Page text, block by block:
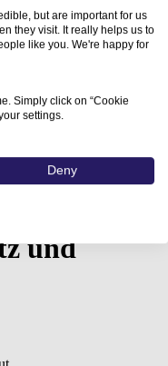
und
but are important for us
they visit. It really helps us to
like you. We're happy for
Simply click on “Cookie
settings.
Deny